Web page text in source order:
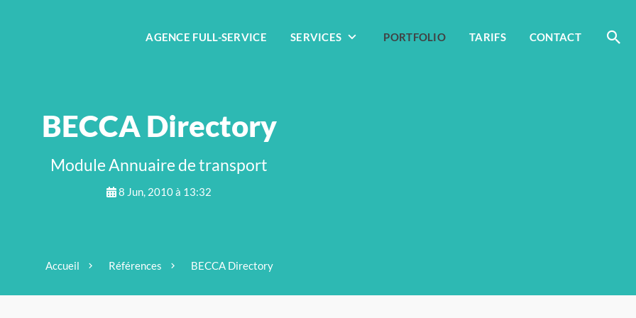
AGENCE FULL-SERVICE SERVICES PORTFOLIO TARIFS CONTACT
BECCA Directory
Module Annuaire de transport
8 Jun, 2010 à 13:32
Accueil Références BECCA Directory